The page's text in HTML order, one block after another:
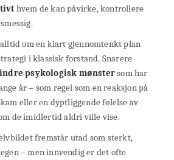
hvem de kan påvirke, kontrollere
om en klart gjennomtenkt plan
i klassisk forstand. Snarere
indre psykologisk mønstersom har
år – som regel som en reaksjon på
eller en dyptliggende følelse av
de imidlertid aldri ville vise.
fremstår utad som sterkt,
– men innvendig er det ofte